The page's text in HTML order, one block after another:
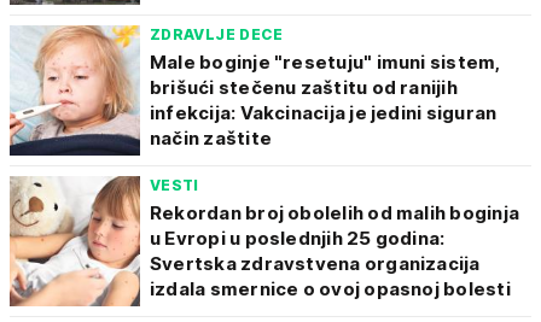
ZDRAVLJE DECE
Male boginje "resetuju" imuni sistem,
brišući stečenu zaštitu od ranijih
infekcija: Vakcinacija je jedini siguran
način zaštite
VESTI
Rekordan broj obolelih od malih boginja
u Evropi u poslednjih 25 godina:
Svertska zdravstvena organizacija
izdala smernice o ovoj opasnoj bolesti